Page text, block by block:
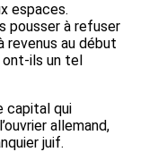
espaces.
pousser à refuser
revenus au début
ont-ils un tel
capital qui
allemand,
juif.